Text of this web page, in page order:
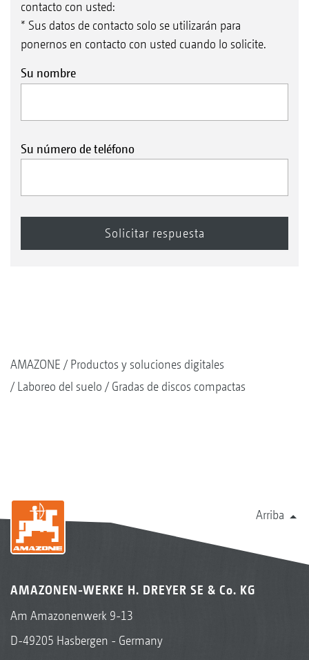
contacto con usted:
* Sus datos de contacto solo se utilizarán para
ponernos en contacto con usted cuando lo solicite.
Su nombre
Su número de teléfono
AMAZONE
Productos y soluciones digitales
Laboreo del suelo
Gradas de discos compactas
Arriba
AMAZONEN-WERKE H. DREYER SE & Co. KG
Am Amazonenwerk 9-13
D-49205 Hasbergen - Germany